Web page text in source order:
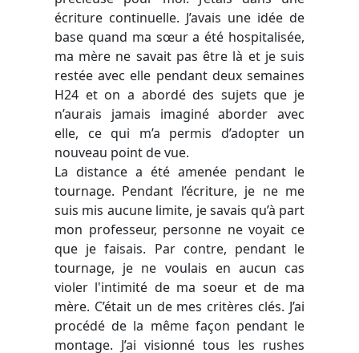
écriture continuelle. J’avais une idée de
base quand ma sœur a été hospitalisée,
ma mère ne savait pas être là et je suis
restée avec elle pendant deux semaines
H24 et on a abordé des sujets que je
n’aurais jamais imaginé aborder avec
elle, ce qui m’a permis d’adopter un
nouveau point de vue.
La distance a été amenée pendant le
tournage. Pendant l’écriture, je ne me
suis mis aucune limite, je savais qu’à part
mon professeur, personne ne voyait ce
que je faisais. Par contre, pendant le
tournage, je ne voulais en aucun cas
violer l'intimité de ma soeur et de ma
mère. C’était un de mes critères clés. J’ai
procédé de la même façon pendant le
montage. J’ai visionné tous les rushes